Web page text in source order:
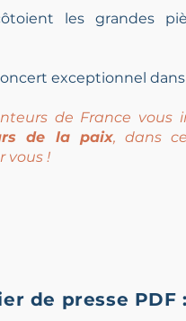
les grandes
exceptionnel
de France vous
de la paix, dans
vous !
de presse PDF